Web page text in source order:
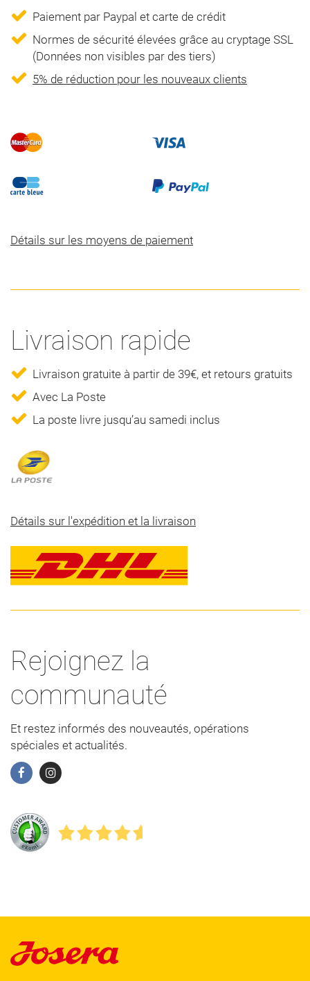
Paiement par Paypal et carte de crédit
Normes de sécurité élevées grâce au cryptage SSL
(Données non visibles par des tiers)
5% de réduction pour les nouveaux clients
Détails sur les moyens de paiement
Livraison rapide
Livraison gratuite à partir de 39€, et retours gratuits
Avec La Poste
La poste livre jusqu’au samedi inclus
Détails sur l'expédition et la livraison
Rejoignez la
communauté
Et restez informés des nouveautés, opérations
spéciales et actualités.